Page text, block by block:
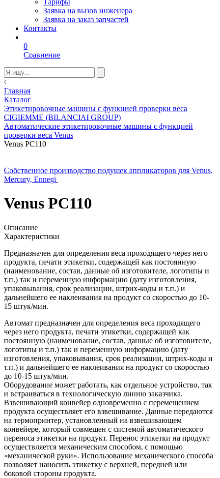
Тарифы
Заявка на вызов инженера
Заявка на заказ запчастей
Контакты
0
Сравнение
Главная
Каталог
Этикетировочные машины с функцией проверки веса
CIGIEMME (BILANCIAI GROUP)
Автоматические этикетировочные машины с функцией
проверки веса Venus
Venus PC110
Собственное производство подушек аппликаторов для Venus,
Mercury, Ennegi
Venus PC110
Описание
Характеристики
Предназначен для определения веса проходящего через него
продукта, печати этикетки, содержащей как постоянную
(наименование, состав, данные об изготовителе, логотипы и
т.п.) так и переменную информацию (дату изготовления,
упаковывания, срок реализации, штрих-коды и т.п.) и
дальнейшего ее наклеивания на продукт со скоростью до 10-
15 штук/мин.
Автомат предназначен для определения веса проходящего
через него продукта, печати этикетки, содержащей как
постоянную (наименование, состав, данные об изготовителе,
логотипы и т.п.) так и переменную информацию (дату
изготовления, упаковывания, срок реализации, штрих-коды и
т.п.) и дальнейшего ее наклеивания на продукт со скоростью
до 10-15 штук/мин.
Оборудование может работать, как отдельное устройство, так
и встраиваться в технологическую линию заказчика.
Взвешивающий конвейер одновременно с перемещением
продукта осуществляет его взвешивание. Данные передаются
на термопринтер, установленный на взвешивающем
конвейере, который совмещен с системой автоматического
переноса этикетки на продукт. Перенос этикетки на продукт
осуществляется механическим способом, с помощью
«механической руки». Использование механического способа
позволяет наносить этикетку с верхней, передней или
боковой стороны продукта.